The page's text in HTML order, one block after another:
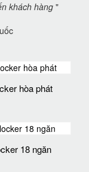
khách hàng "
hòa phát
18 ngăn